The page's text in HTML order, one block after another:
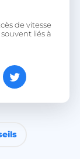
de vitesse
liés à